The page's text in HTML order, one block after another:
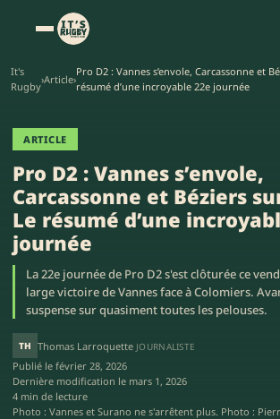
It's
Rugby
›Article›
Pro D2 : Vannes s’envole, Carcassonne et
résumé d’une incroyable 22e journée
ARTICLE
Pro D2 : Vannes s’envole,
Carcassonne et Béziers
Le résumé d’une
journée
La 22e journée de Pro D2 s'est clôturée ce
large victoire de Vannes face à Colomiers.
suspense sur quasiment toutes les pelouses.
TH Thomas Larroquette JOURNALISTE
Publié le février 28, 2026
Dernière modification le mars 1, 2026
4 min de lecture
Photo : Vannes et Surano ne s'arrêtent plus. Photo :